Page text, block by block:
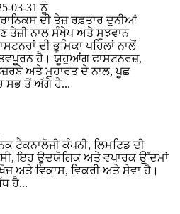
03-31 ਨੂੰ
ਦੀ ਤੇਜ਼ ਰਫ਼ਤਾਰ ਦੁਨੀਆਂ
ਤੇਜ਼ੀ ਨਾਲ ਸੰਖੇਪ ਅਤੇ ਸੂਝਵਾਨ
ਦੀ ਭੂਮਿਕਾ ਪਹਿਲਾਂ ਨਾਲੋਂ
ਹੈ। ਯੂਹੁਆਂਗ ਫਾਸਟਨਰਜ਼,
ਅਤੇ ਮੁਹਾਰਤ ਦੇ ਨਾਲ, ਪੂਛ
ਸਭ ਤੋਂ ਅੱਗੇ ਹੈ...
ਕੰਪਨੀ, ਲਿਮਟਿਡ ਦੀ
ਸੀ, ਇਹ ਉਦਯੋਗਿਕ ਅਤੇ ਵਪਾਰਕ ਉੱਦਮਾਂ
ਅਤੇ ਵਿਕਾਸ, ਵਿਕਰੀ ਅਤੇ ਸੇਵਾ ਹੈ।
ਹੈ...